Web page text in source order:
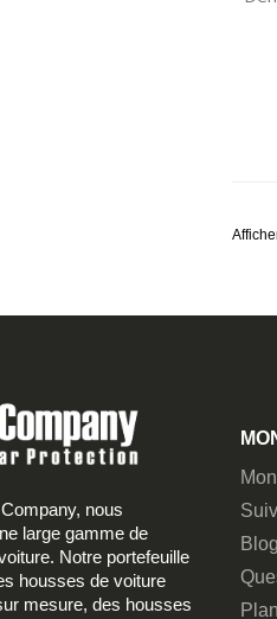
nous
large gamme de
Notre portefeuille
housses de voiture
mesure, des housses
Blog